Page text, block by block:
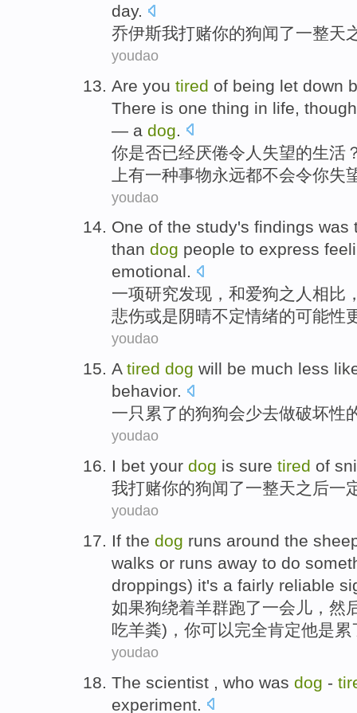
day.
乔伊斯我打赌你的狗闻了一整天
youdao
Are you tired of being let down
There is one thing in life though
— a dog
你是否已经厌倦令人 失望的生活
上有一种事物永远都不会令你失
youdao
One of the study's findings was
than dog people to express
emotional.
一项研究发现 ，和爱狗之 人 相比
悲伤或是阴晴不定情绪的可能性
youdao
A tired dog will be much less
behavior.
一只 累了的狗狗会少去做破坏性
youdao
I bet your dog is sure tired of
我打赌你的狗闻了一整天之后一
youdao
If the dog runs around the
walks or runs away to do
droppings) it's a fairly reliable
如果狗绕着羊群跑了一会儿 ， 然
吃羊粪)，你可以完全肯定他是累
youdao
The scientist , who was dog -
experiment